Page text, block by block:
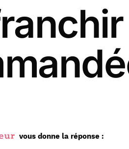
vous donne la réponse :